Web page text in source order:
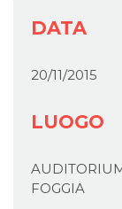
DATA
20/11/2015
LUOGO
FOGGIA